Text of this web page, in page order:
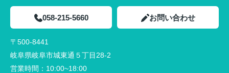
058-215-5660 お問い合わせ
〒500-8441
岐阜県岐阜市城東通５丁目28-2
営業時間： 10:00~18:00